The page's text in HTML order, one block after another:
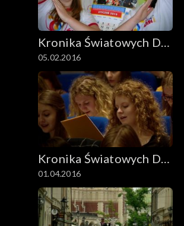
Kronika Światowych Dni
Młodzieży
05.02.2016
Kronika Światowych Dni
Młodzieży
01.04.2016